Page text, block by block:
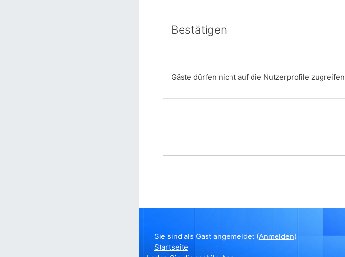
Bestätigen
Gäste dürfen nicht auf die Nutzerprofile
Sie sind als Gast angemeldet (Anmelden)
Startseite